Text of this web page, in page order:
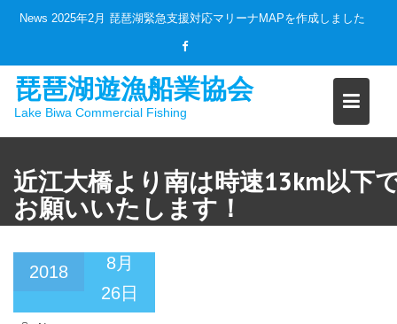
News 2025年2月 琵琶湖緊急支援対応マリーナMAPを作成しました
琵琶湖遊漁船業協会
Lake Biwa Commercial Fishing
近江大橋より南は時速13km以下
お願いいたします！
2018
8月
26日